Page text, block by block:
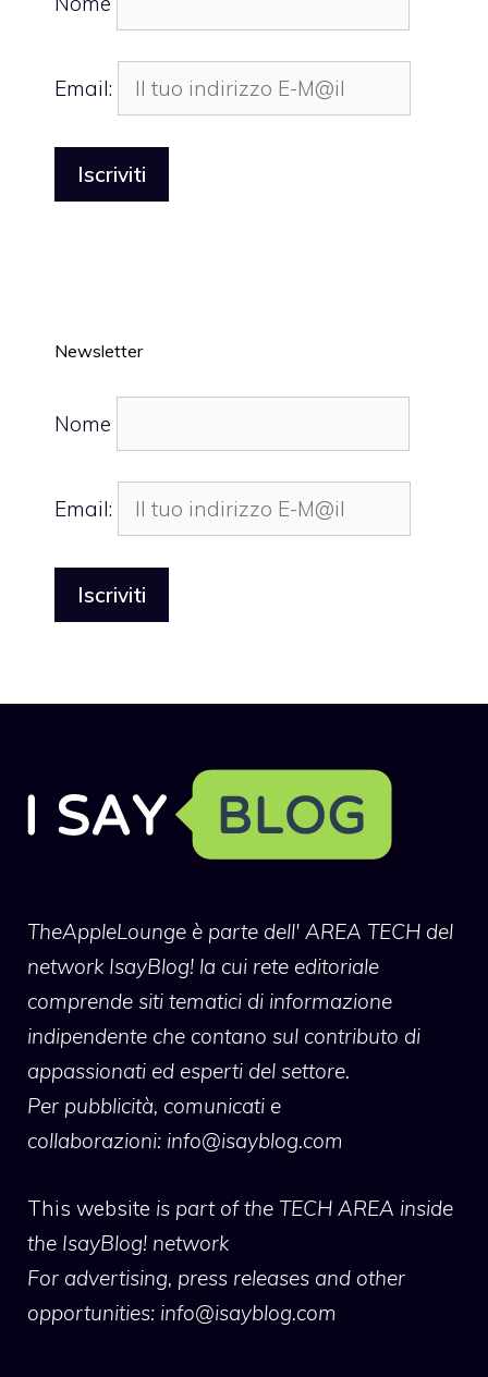
Email:
Newsletter
Nome
Email:
TheAppleLounge è parte dell' AREA TECH del
network IsayBlog! la cui rete editoriale
comprende siti tematici di informazione
indipendente che contano sul contributo di
appassionati ed esperti del settore.
Per pubblicità, comunicati e
collaborazioni: info@isayblog.com
This website is part of the TECH AREA inside
the IsayBlog! network
For advertising, press releases and other
opportunities: info@isayblog.com